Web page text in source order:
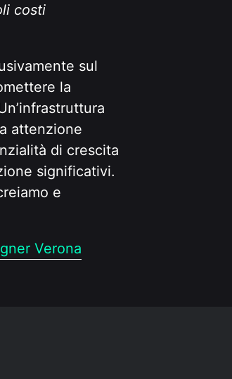
costi
sul
la
attenzione
di crescita
significativi.
e
Verona